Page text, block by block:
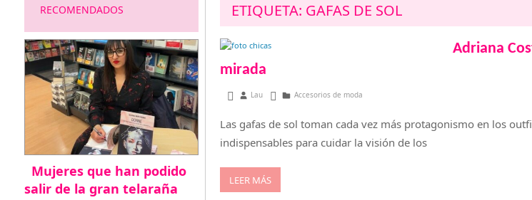
ETIQUETA: GAFAS DE SOL
Adriana
mirada
diciembre 18, 2016
Lau Accesorios de moda
Las gafas de sol toman cada vez más protagonismo en los
indispensables para cuidar la visión de los
LEER MÁS
RECOMENDADOS
Mujeres que han podido
salir de la gran telaraña